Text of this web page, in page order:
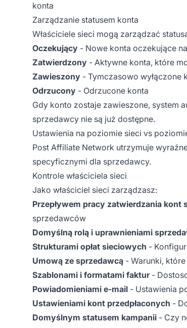
konta
Zarządzanie statusem konta
Właściciele sieci mogą zarządzać
Oczekujący - Nowe konta oczekujące
Zatwierdzony - Aktywne konta, które
Zawieszony - Tymczasowo wyłączone
Odrzucony - Odrzucone konta
Gdy konto zostaje zawieszone, system
sprzedawcy nie są już dostępne.
Ustawienia na poziomie sieci vs
Post Affiliate Network utrzymuje
specyficznymi dla sprzedawcy.
Kontrole właściciela sieci
Jako właściciel sieci zarządzasz:
Przepływem pracy zatwierdzania kont
sprzedawców
Domyślną rolą i uprawnieniami
Strukturami opłat sieciowych -
Umową ze sprzedawcą - Warunki,
Szablonami i formatami faktur-
Powiadomieniami e-mail - Ustawienia
Ustawieniami kont przedpłaconych -
Domyślnym statusem kampanii - Czy